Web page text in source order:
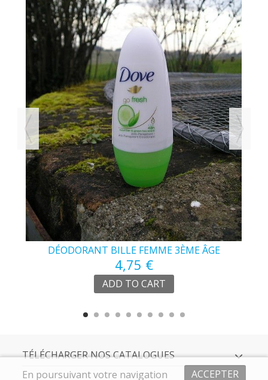
DÉODORANT BILLE FEMME 3ÈME ÂGE
4,75 €
ADD TO CART
TÉLÉCHARGER NOS CATALOGUES
ACCEPTER
En poursuivant votre navigation